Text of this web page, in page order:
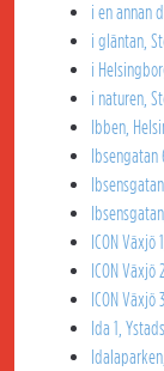
i en annan
i gläntan,
i
i naturen,
Ibben,
ICON
ICON
ICON
Ida 1,